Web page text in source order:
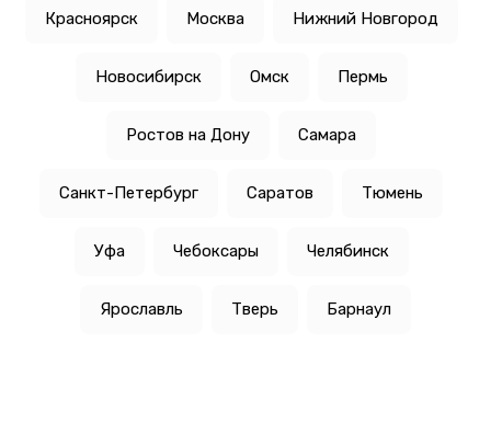
Красноярск Москва Нижний Новгород
Новосибирск Омск Пермь
Ростов на Дону Самара
Санкт-Петербург Саратов Тюмень
Уфа Чебоксары Челябинск
Ярославль Тверь Барнаул